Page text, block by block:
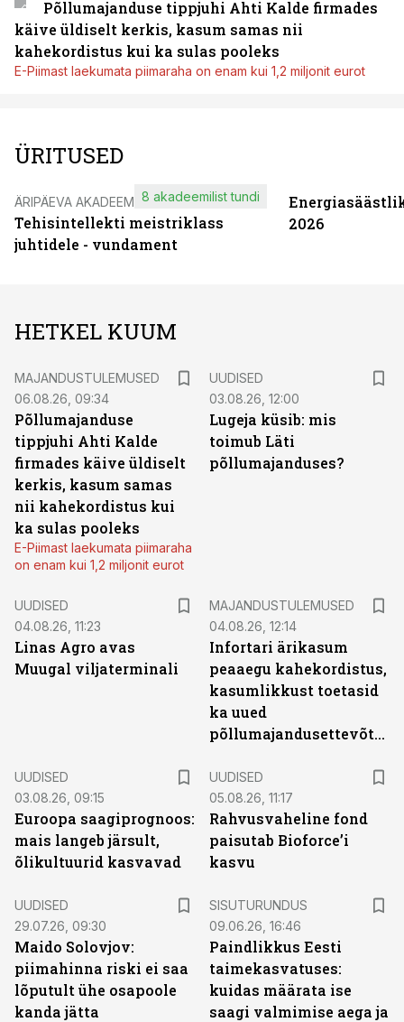
Põllumajanduse tippjuhi Ahti Kalde firmades
käive üldiselt kerkis, kasum samas nii
kahekordistus kui ka sulas pooleks
E-Piimast laekumata piimaraha on enam kui 1,2 miljonit eurot
ÜRITUSED
ÄRIPÄEVA AKADEEMIA
Tehisintellekti meistriklass
juhtidele - vundament
8 akadeemilist tundi
2026
HETKEL KUUM
MAJANDUSTULEMUSED
06.08.26, 09:34
Põllumajanduse
tippjuhi Ahti Kalde
firmades käive üldiselt
kerkis, kasum samas
nii kahekordistus kui
ka sulas pooleks
E-Piimast laekumata piimaraha
on enam kui 1,2 miljonit eurot
UUDISED
03.08.26, 12:00
Lugeja küsib: mis
toimub Läti
põllumajanduses?
UUDISED
04.08.26, 11:23
Linas Agro avas
Muugal viljaterminali
MAJANDUSTULEMUSED
04.08.26, 12:14
Infortari ärikasum
peaaegu kahekordistus,
kasumlikkust toetasid
ka uued
põllumajandusettevõtted
UUDISED
03.08.26, 09:15
Euroopa saagiprognoos:
mais langeb järsult,
õlikultuurid kasvavad
UUDISED
05.08.26, 11:17
Rahvusvaheline fond
paisutab Bioforce’i
kasvu
UUDISED
29.07.26, 09:30
Maido Solovjov:
piimahinna riski ei saa
lõputult ühe osapoole
kanda jätta
SISUTURUNDUS
09.06.26, 16:46
Paindlikkus Eesti
taimekasvatuses:
kuidas määrata ise
saagi valmimise aega ja